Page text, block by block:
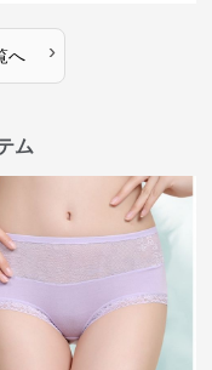
へ ›
ム